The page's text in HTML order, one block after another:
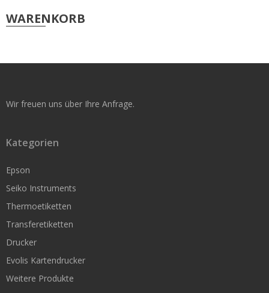
Support & Reparatur
Nachbau für Seiko
Original Brother
Epson TM-L60 / L90
Thermoetiketten 19 mm Kern
Thermoetiketten 25 mm Kern
WARENKORB
Wir freuen uns über Ihre Anfrage.
Kategorien
Epson
Seiko Instruments
Thermoetiketten
Transferetiketten
Drucker
Evolis Kartendrucker
Weitere Produkte